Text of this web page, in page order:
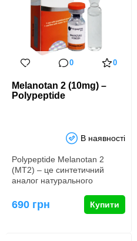
0 0
Melanotan 2 (10mg) –
Polypeptide
В наявності
Polypeptide Melanotan 2
(МТ2) – це синтетичний
аналог натурального
меланокортину,…
690 грн Купити